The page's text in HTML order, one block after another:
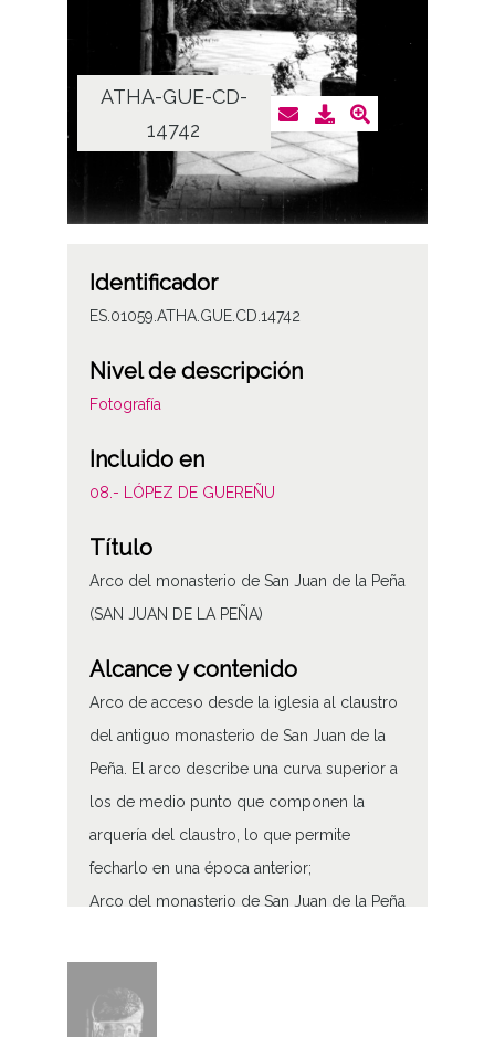
ATHA-GUE-CD-
14742
Identificador
ES.01059.ATHA.GUE.CD.14742
Nivel de descripción
Fotografía
Incluido en
08.- LÓPEZ DE GUEREÑU
Título
Arco del monasterio de San Juan de la Peña
(SAN JUAN DE LA PEÑA)
Alcance y contenido
Arco de acceso desde la iglesia al claustro
del antiguo monasterio de San Juan de la
Peña. El arco describe una curva superior a
los de medio punto que componen la
arquería del claustro, lo que permite
fecharlo en una época anterior;
Arco del monasterio de San Juan de la Peña
Tipo de contenido
Fotográfico